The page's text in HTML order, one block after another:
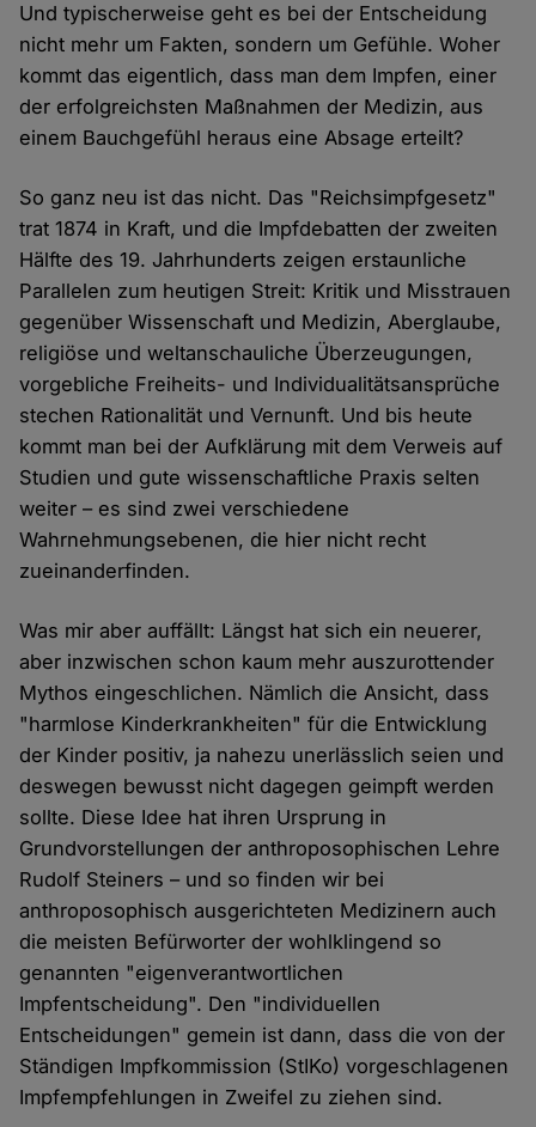
Und typischerweise geht es bei der Entscheidung
nicht mehr um Fakten, sondern um Gefühle. Woher
kommt das eigentlich, dass man dem Impfen, einer
der erfolgreichsten Maßnahmen der Medizin, aus
einem Bauchgefühl heraus eine Absage erteilt?
So ganz neu ist das nicht. Das "Reichsimpfgesetz"
trat 1874 in Kraft, und die Impfdebatten der zweiten
Hälfte des 19. Jahrhunderts zeigen erstaunliche
Parallelen zum heutigen Streit: Kritik und Misstrauen
gegenüber Wissenschaft und Medizin, Aberglaube,
religiöse und weltanschauliche Überzeugungen,
vorgebliche Freiheits- und Individualitätsansprüche
stechen Rationalität und Vernunft. Und bis heute
kommt man bei der Aufklärung mit dem Verweis auf
Studien und gute wissenschaftliche Praxis selten
weiter – es sind zwei verschiedene
Wahrnehmungsebenen, die hier nicht recht
zueinanderfinden.
Was mir aber auffällt: Längst hat sich ein neuerer,
aber inzwischen schon kaum mehr auszurottender
Mythos eingeschlichen. Nämlich die Ansicht, dass
"harmlose Kinderkrankheiten" für die Entwicklung
der Kinder positiv, ja nahezu unerlässlich seien und
deswegen bewusst nicht dagegen geimpft werden
sollte. Diese Idee hat ihren Ursprung in
Grundvorstellungen der anthroposophischen Lehre
Rudolf Steiners – und so finden wir bei
anthroposophisch ausgerichteten Medizinern auch
die meisten Befürworter der wohlklingend so
genannten "eigenverantwortlichen
Impfentscheidung". Den "individuellen
Entscheidungen" gemein ist dann, dass die von der
Ständigen Impfkommission (StIKo) vorgeschlagenen
Impfempfehlungen in Zweifel zu ziehen sind.